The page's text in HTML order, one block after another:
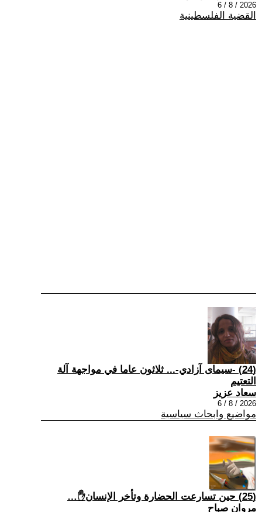
2026 / 8 / 6
القضية الفلسطينية
(24) -سيمای آزادي-... ثلاثون عاما في مواجهة آلة
التعتيم
سعاد عزيز
2026 / 8 / 6
مواضيع وابحاث سياسية
(25) حين تسارعت الحضارة وتأخر الإنسان✋…
مروان صباح